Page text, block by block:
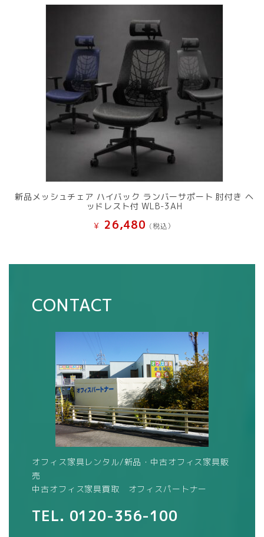
新品メッシュチェア ハイバック ランバーサポート 肘付き ヘ
ッドレスト付 WLB-3AH
¥ 26,480 (税込）
CONTACT
オフィス家具レンタル/新品・中古オフィス家具販
売
中古オフィス家具買取 オフィスパートナー
TEL. 0120-356-100